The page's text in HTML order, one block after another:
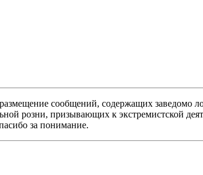
сообщений, содержащих заведомо
розни, призывающих к экстремистской
за понимание.